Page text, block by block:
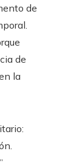
de
de
la